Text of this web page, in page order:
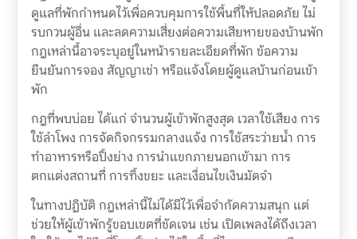
ดูแลที่พักกำหนดไว้เพื่อควบคุมการใช้พื้นที่ให้ปลอดภัย ไม่
รบกวนผู้อื่น และลดความเสี่ยงต่อความเสียหายของบ้านพัก
กฎเหล่านี้อาจระบุอยู่ในหน้ารายละเอียดที่พัก ข้อความ
ยืนยันการจอง สัญญาเช่า หรือแจ้งโดยผู้ดูแลบ้านก่อนเข้า
พัก
กฎที่พบบ่อย ได้แก่ จำนวนผู้เข้าพักสูงสุด เวลาใช้เสียง การ
ใช้ลำโพง การจัดกิจกรรมกลางแจ้ง การใช้สระว่ายน้ำ การ
ทำอาหารหรือปิ้งย่าง การนำแขกภายนอกเข้ามา การ
ตกแต่งสถานที่ การทิ้งขยะ และเงื่อนไขเงินมัดจำ
ในทางปฏิบัติ กฎเหล่านี้ไม่ได้มีไว้เพื่อจำกัดความสนุก แต่
ช่วยให้ผู้เข้าพักรู้ขอบเขตที่ชัดเจน เช่น เปิดเพลงได้ถึงเวลา